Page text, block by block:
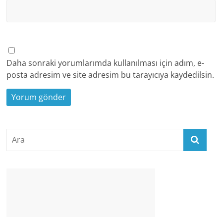
Daha sonraki yorumlarımda kullanılması için adım, e-
posta adresim ve site adresim bu tarayıcıya kaydedilsin.